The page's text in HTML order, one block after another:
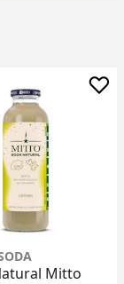
Mitto